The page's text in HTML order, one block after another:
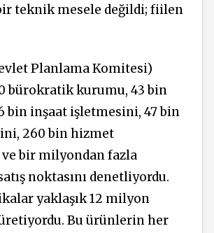
teknik mesele değildi; fiilen
Planlama Komitesi)
bürokratik kurumu, 43 bin
bin inşaat işletmesini, 47 bin
260 bin hizmet
bir milyondan fazla
noktasını denetliyordu.
yaklaşık 12 milyon
Bu ürünlerin her